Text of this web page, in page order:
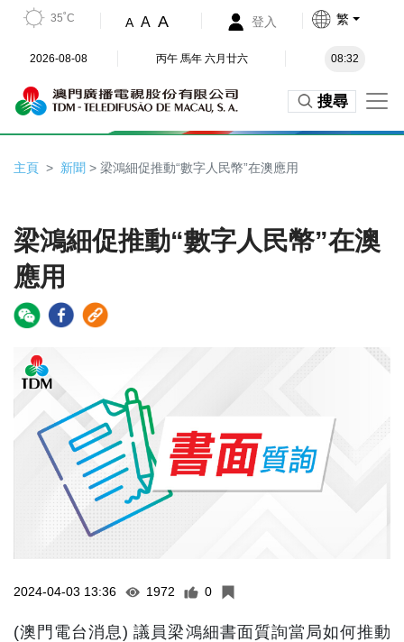
35˚C A A A 登入 繁
2026-08-08 丙午 馬年 六月廿六 08:32
搜尋
主頁 新聞 > 梁鴻細促推動“數字人民幣”在澳應用
梁鴻細促推動“數字人民幣”在澳
應用
2024-04-03 13:36 1972 0
(澳門電台消息) 議員梁鴻細書面質詢當局如何推動